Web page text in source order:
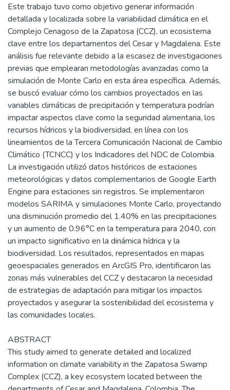
Este trabajo tuvo como objetivo generar información
detallada y localizada sobre la variabilidad climática en el
Complejo Cenagoso de la Zapatosa (CCZ), un ecosistema
clave entre los departamentos del Cesar y Magdalena. Este
análisis fue relevante debido a la escasez de investigaciones
previas que emplearan metodologías avanzadas como la
simulación de Monte Carlo en esta área específica. Además,
se buscó evaluar cómo los cambios proyectados en las
variables climáticas de precipitación y temperatura podrían
impactar aspectos clave como la seguridad alimentaria, los
recursos hídricos y la biodiversidad, en línea con los
lineamientos de la Tercera Comunicación Nacional de Cambio
Climático (TCNCC) y los Indicadores del NDC de Colombia.
La investigación utilizó datos históricos de estaciones
meteorológicas y datos complementarios de Google Earth
Engine para estaciones sin registros. Se implementaron
modelos SARIMA y simulaciones Monte Carlo, proyectando
una disminución promedio del 1.40% en las precipitaciones
y un aumento de 0.96°C en la temperatura para 2040, con
un impacto significativo en la dinámica hídrica y la
biodiversidad. Los resultados, representados en mapas
geoespaciales generados en ArcGIS Pro, identificaron las
zonas más vulnerables del CCZ y destacaron la necesidad
de estrategias de adaptación para mitigar los impactos
proyectados y asegurar la sostenibilidad del ecosistema y
las comunidades locales.
ABSTRACT
This study aimed to generate detailed and localized
information on climate variability in the Zapatosa Swamp
Complex (CCZ), a key ecosystem located between the